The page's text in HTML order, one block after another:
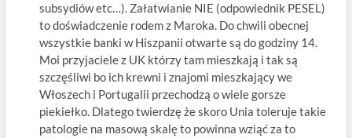
subsydiów etc…). Załatwianie NIE (odpowiednik PESEL)
to doświadczenie rodem z Maroka. Do chwili obecnej
wszystkie banki w Hiszpanii otwarte są do godziny 14.
Moi przyjaciele z UK którzy tam mieszkają i tak są
szczęśliwi bo ich krewni i znajomi mieszkający we
Włoszech i Portugalii przechodzą o wiele gorsze
piekiełko. Dlatego twierdzę że skoro Unia toleruje takie
patologie na masową skalę to powinna wziąć za to